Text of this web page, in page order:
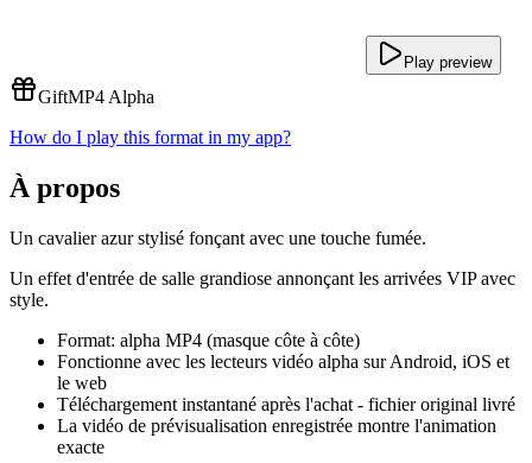
Play preview
GiftMP4 Alpha
How do I play this format in my app?
À propos
Un cavalier azur stylisé fonçant avec une touche fumée.
Un effet d'entrée de salle grandiose annonçant les arrivées VIP avec
style.
Format: alpha MP4 (masque côte à côte)
Fonctionne avec les lecteurs vidéo alpha sur Android, iOS et
le web
Téléchargement instantané après l'achat - fichier original livré
La vidéo de prévisualisation enregistrée montre l'animation
exacte